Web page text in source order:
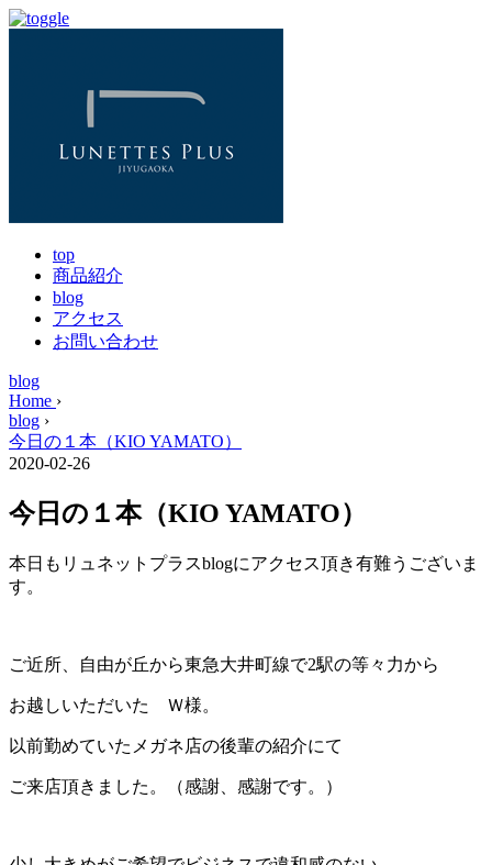
top
商品紹介
blog
アクセス
お問い合わせ
blog
Home ›
blog ›
今日の１本（KIO YAMATO）
2020-02-26
今日の１本（KIO YAMATO）
本日もリュネットプラスblogにアクセス頂き有難うございま
す。
ご近所、自由が丘から東急大井町線で2駅の等々力から
お越しいただいた Ｗ様。
以前勤めていたメガネ店の後輩の紹介にて
ご来店頂きました。（感謝、感謝です。）